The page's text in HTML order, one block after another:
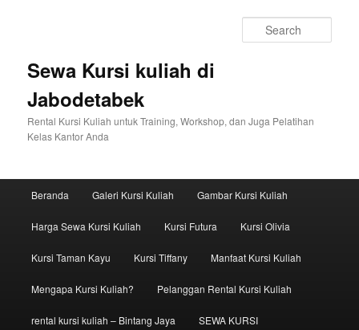
Sewa Kursi kuliah di
Jabodetabek
Rental Kursi Kuliah untuk Training, Workshop, dan Juga Pelatihan
Kelas Kantor Anda
Skip to primary content
Skip to secondary content
Beranda Galeri Kursi Kuliah Gambar Kursi Kuliah
Harga Sewa Kursi Kuliah Kursi Futura Kursi Olivia
Kursi Taman Kayu Kursi Tiffany Manfaat Kursi Kuliah
Mengapa Kursi Kuliah? Pelanggan Rental Kursi Kuliah
rental kursi kuliah – Bintang Jaya SEWA KURSI